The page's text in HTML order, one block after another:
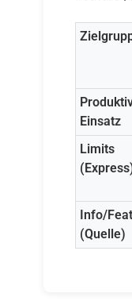
Einsatz
Limits
Info/
(Quelle)